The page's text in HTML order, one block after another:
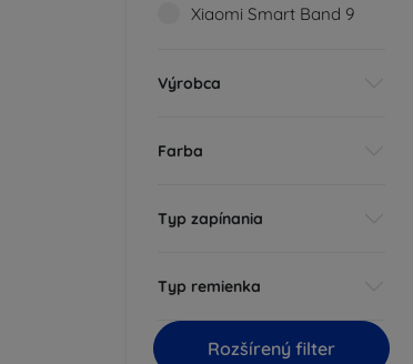
Xiaomi Smart Band 9
Výrobca
Farba
Typ zapínania
Typ remienka
Rozšírený filter